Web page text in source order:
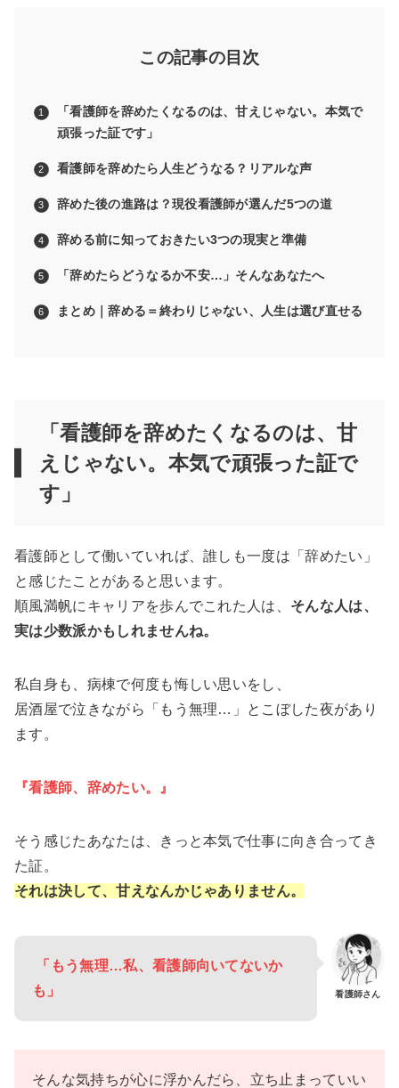
この記事の目次
「看護師を辞めたくなるのは、甘えじゃない。本気で
頑張った証です」
看護師を辞めたら人生どうなる？リアルな声
辞めた後の進路は？現役看護師が選んだ5つの道
辞める前に知っておきたい3つの現実と準備
「辞めたらどうなるか不安…」そんなあなたへ
まとめ｜辞める＝終わりじゃない、人生は選び直せる
「看護師を辞めたくなるのは、甘
えじゃない。本気で頑張った証で
す」
看護師として働いていれば、誰しも一度は「辞めたい」
と感じたことがあると思います。
順風満帆にキャリアを歩んでこれた人は、 そんな人は、
実は少数派かもしれませんね。
私自身も、病棟で何度も悔しい思いをし、
居酒屋で泣きながら「もう無理…」とこぼした夜があり
ます。
『看護師、辞めたい。』
そう感じたあなたは、きっと本気で仕事に向き合ってき
た証。
それは決して、甘えなんかじゃありません。
看護師さん
「もう無理…私、看護師向いてないか
も」
そんな気持ちが心に浮かんだら、立ち止まっていい